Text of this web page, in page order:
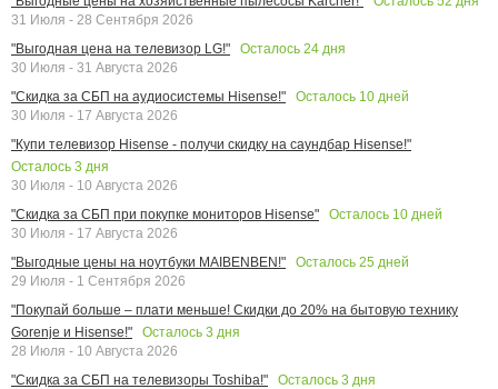
31 Июля - 28 Сентября 2026
"Выгодная цена на телевизор LG!"
Осталось 24 дня
30 Июля - 31 Августа 2026
"Скидка за СБП на аудиосистемы Hisense!"
Осталось 10 дней
30 Июля - 17 Августа 2026
"Купи телевизор Hisense - получи скидку на саундбар Hisense!"
Осталось 3 дня
30 Июля - 10 Августа 2026
"Скидка за СБП при покупке мониторов Hisense"
Осталось 10 дней
30 Июля - 17 Августа 2026
"Выгодные цены на ноутбуки MAIBENBEN!"
Осталось 25 дней
29 Июля - 1 Сентября 2026
"Покупай больше – плати меньше! Скидки до 20% на бытовую технику
Gorenje и Hisense!"
Осталось 3 дня
28 Июля - 10 Августа 2026
"Скидка за СБП на телевизоры Toshiba!"
Осталось 3 дня